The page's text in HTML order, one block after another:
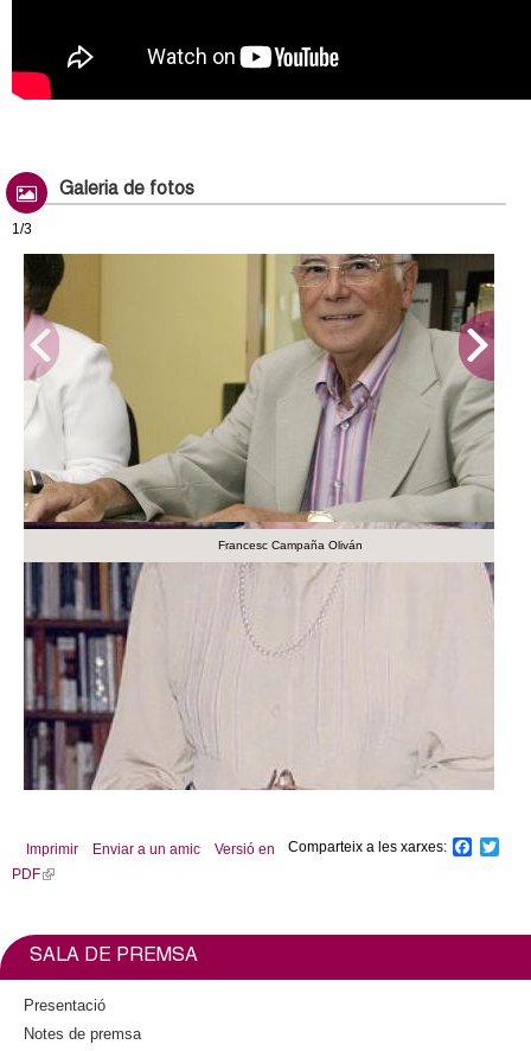
Galeria de fotos
1/3
Francesc Campaña Oliván
Comparteix a les xarxes:
k
Imprimir Enviar a un amic
Versió en
PDF(
n
SALA DE PREMSA
Presentació
Notes de premsa